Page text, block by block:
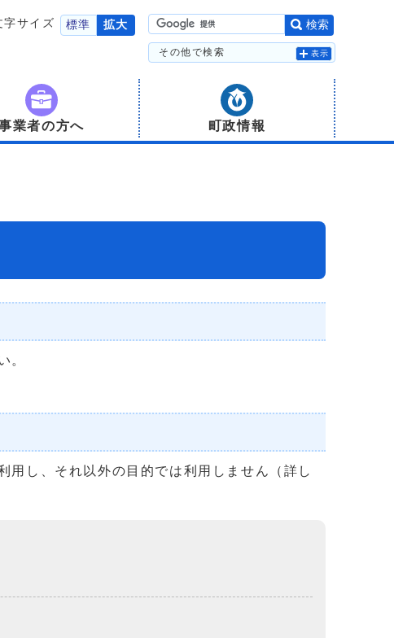
字サイズ 標準 拡大 検索
その他で検索 表示
業者の方へ 町政情報
。
用し、それ以外の目的では利用しません（詳し